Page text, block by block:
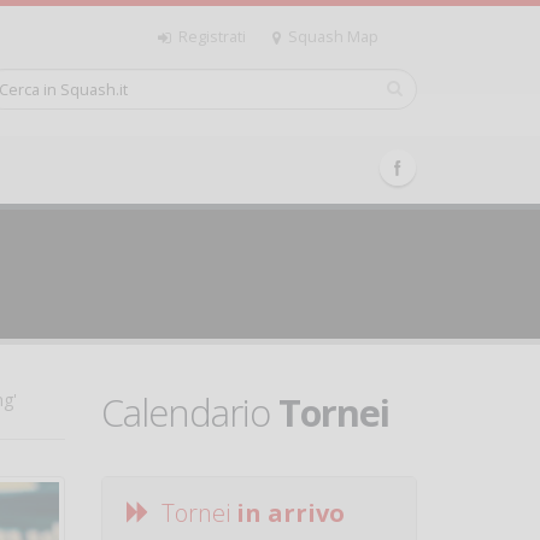
Registrati Squash Map
CalendarioTornei
Tornei in arrivo